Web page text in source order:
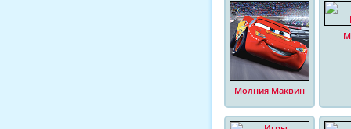
Молния Маквин